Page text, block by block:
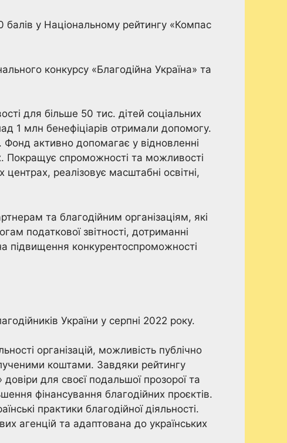
балів у Національному рейтингу «Компас
конкурсу «Благодійна Україна» та
для більше 50 тис. дітей соціальних
1 млн бенефіціарів отримали допомогу.
Фонд активно допомагає у відновленні
Покращує спроможності та можливості
реалізовує масштабні освітні,
та благодійним організаціям, які
податкової звітності, дотриманні
підвищення конкурентоспроможності
України у серпні 2022 року.
організацій, можливість публічно
коштами. Завдяки рейтингу
довіри для своєї подальшої прозорої та
фінансування благодійних проєктів.
практики благодійної діяльності.
агенцій та адаптована до українських